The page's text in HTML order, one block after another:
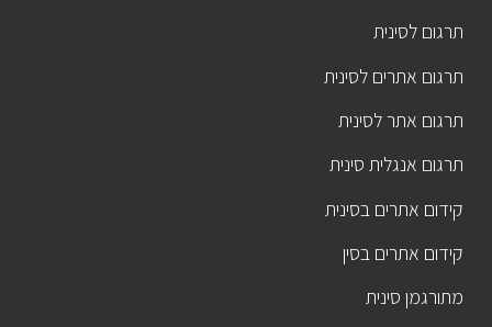
תרגום לסינית
תרגום אתרים לסינית
תרגום אתר לסינית
תרגום אנגלית סינית
קידום אתרים בסינית
קידום אתרים בסין
מתורגמן סינית